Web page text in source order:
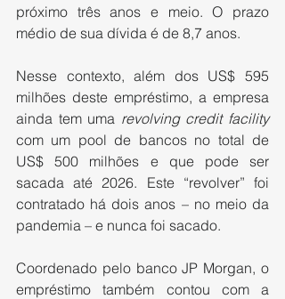
próximo três anos e meio. O prazo
médio de sua dívida é de 8,7 anos.
Nesse contexto, além dos US$ 595
milhões deste empréstimo, a empresa
ainda tem uma
revolving credit facility
com um pool de bancos no total de
US$ 500 milhões e que pode ser
sacada até 2026. Este “revolver” foi
contratado há dois anos – no meio da
pandemia – e nunca foi sacado.
Coordenado pelo banco JP Morgan, o
empréstimo também contou com a